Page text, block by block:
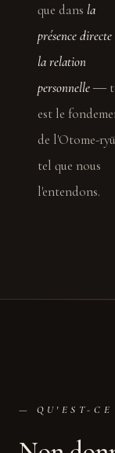
que dans la
présence
la relation
personnelle―
est le
de l'Otome-ryū
tel que nous
l'entendons.
— QU'EST-CE